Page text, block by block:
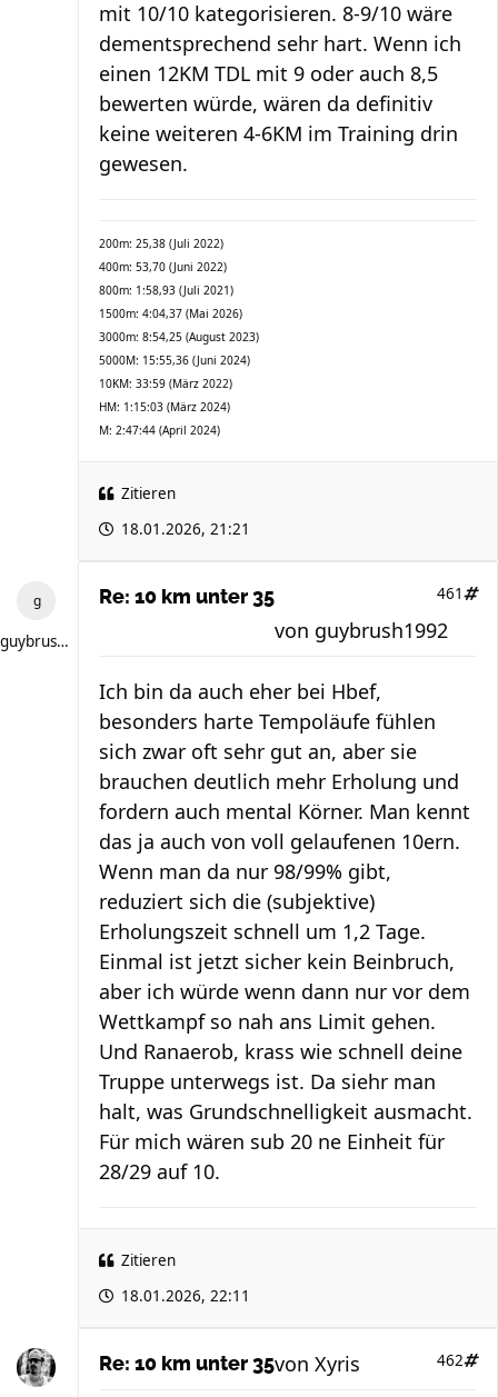
mit 10/10 kategorisieren. 8-9/10 wäre
dementsprechend sehr hart. Wenn ich
einen 12KM TDL mit 9 oder auch 8,5
bewerten würde, wären da definitiv
keine weiteren 4-6KM im Training drin
gewesen.
200m: 25,38 (Juli 2022)
400m: 53,70 (Juni 2022)
800m: 1:58,93 (Juli 2021)
1500m: 4:04,37 (Mai 2026)
3000m: 8:54,25 (August 2023)
5000M: 15:55,36 (Juni 2024)
10KM: 33:59 (März 2022)
HM: 1:15:03 (März 2024)
M: 2:47:44 (April 2024)
Zitieren
18.01.2026, 21:21
guybrush1992
Re: 10 km unter 35 461
von guybrush1992
Ich bin da auch eher bei Hbef,
besonders harte Tempoläufe fühlen
sich zwar oft sehr gut an, aber sie
brauchen deutlich mehr Erholung und
fordern auch mental Körner. Man kennt
das ja auch von voll gelaufenen 10ern.
Wenn man da nur 98/99% gibt,
reduziert sich die (subjektive)
Erholungszeit schnell um 1,2 Tage.
Einmal ist jetzt sicher kein Beinbruch,
aber ich würde wenn dann nur vor dem
Wettkampf so nah ans Limit gehen.
Und Ranaerob, krass wie schnell deine
Truppe unterwegs ist. Da siehr man
halt, was Grundschnelligkeit ausmacht.
Für mich wären sub 20 ne Einheit für
28/29 auf 10.
Zitieren
18.01.2026, 22:11
Re: 10 km unter 35 462
von Xyris